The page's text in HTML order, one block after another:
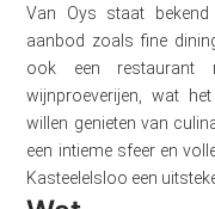
Van Oys staat
aanbod zoals fine
ook een restaurant
wijnproeverijen, wat
willen genieten van
een intieme sfeer en
Kasteelelsloo een